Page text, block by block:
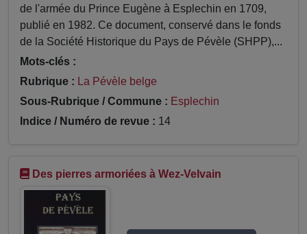
de l'armée du Prince Eugène à Esplechin en 1709,
publié en 1982. Ce document, conservé dans le fonds
de la Société Historique du Pays de Pévèle (SHPP),...
Mots-clés :
Rubrique : La Pévèle belge
Sous-Rubrique / Commune : Esplechin
Indice / Numéro de revue : 14
Des pierres armoriées à Wez-Velvain